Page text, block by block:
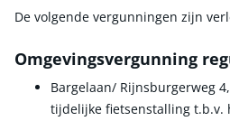
De volgende vergunningen zijn
Omgevingsvergunning
Bargelaan/ Rijnsburgerweg
tijdelijke fietsenstalling t.b.v.